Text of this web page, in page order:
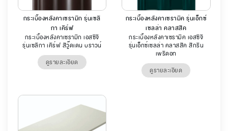
กระเบื้องหลังคาเซรามิก รุ่นเซลิ
กา เคิร์ฟ
กระเบื้องหลังคาเซรามิก เอสซีจี
รุ่นเซลิกา เคิร์ฟ สีวู๊ดเดน บราวน์
ดูรายละเอียด
กระเบื้องหลังคาเซรามิค รุ่นเอ็กซ์
เซลล่า คลาสสิค
กระเบื้องหลังคาเซรามิค เอสซีจี
รุ่นเอ็กซ์เซลล่า คลาสสิค สีกรีน
เพริดอท
ดูรายละเอียด